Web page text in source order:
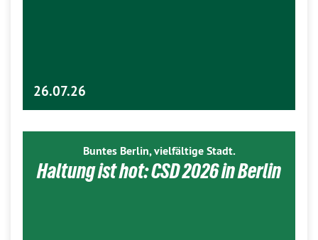
26.07.26
Buntes Berlin, vielfältige Stadt.
Haltung ist hot: CSD 2026 in Berlin